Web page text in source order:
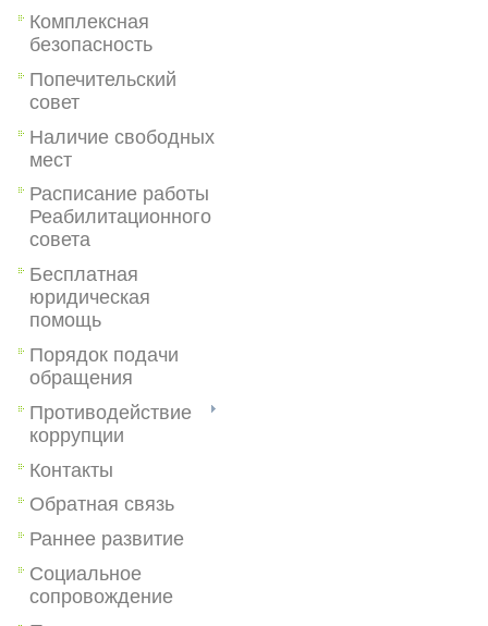
Комплексная
безопасность
Попечительский
совет
Наличие свободных
мест
Расписание работы
Реабилитационного
совета
Бесплатная
юридическая
помощь
Порядок подачи
обращения
Противодействие
коррупции
Контакты
Обратная связь
Раннее развитие
Социальное
сопровождение